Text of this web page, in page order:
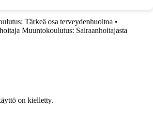
Tärkeä osa terveydenhuoltoa •
Muuntokoulutus: Sairaanhoitajasta
on kielletty.